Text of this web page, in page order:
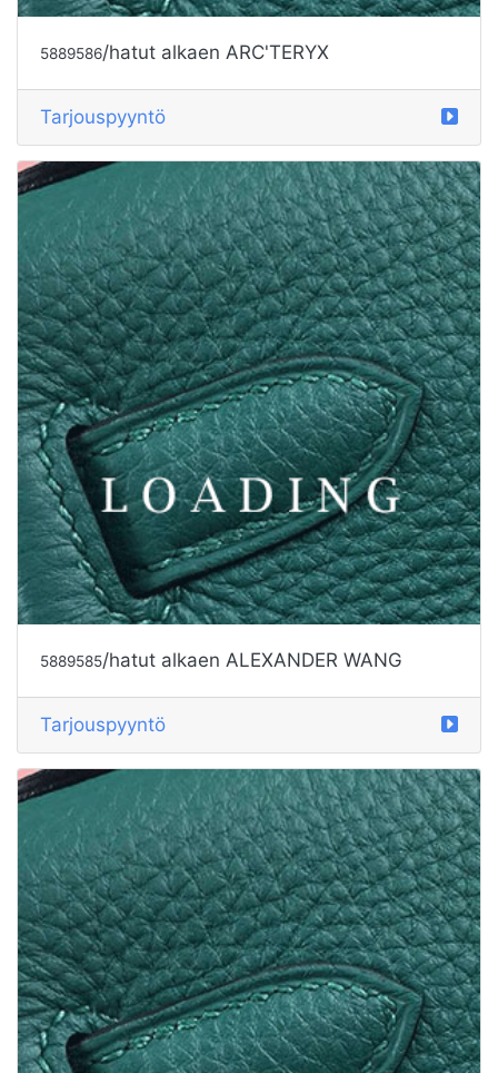
5889588 /hatut alkaen MIU MIU
Tarjouspyyntö
5889587/hatut alkaen CHANEL
Tarjouspyyntö